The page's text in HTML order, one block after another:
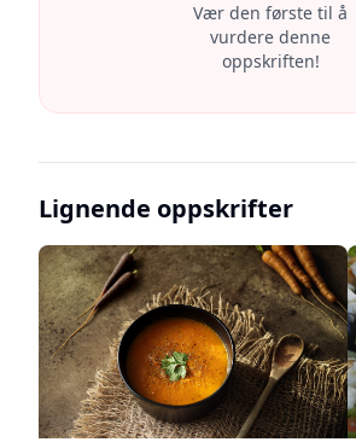
Vær den første til å
vurdere denne
oppskriften!
Lignende oppskrifter